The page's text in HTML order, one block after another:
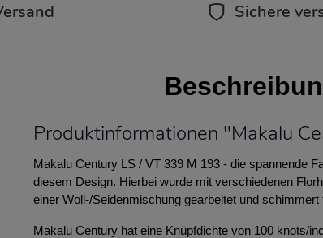
Sichere
Produktinformationen "Makalu
Makalu Century LS / VT 339 M 193 - die spannende
diesem Design. Hierbei wurde mit verschiedenen
einer Woll-/Seidenmischung gearbeitet und
Makalu Century hat eine Knüpfdichte von 100 knots/